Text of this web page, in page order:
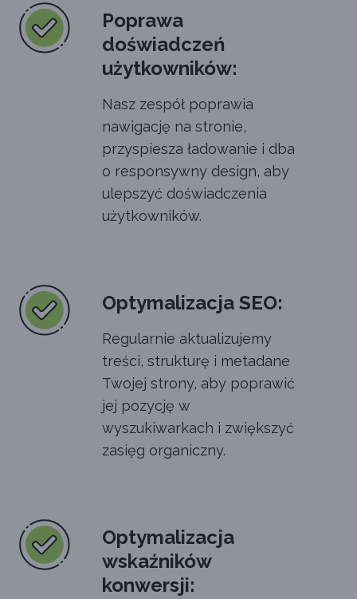
Poprawa
doświadczeń
użytkowników:
Nasz zespół poprawia
nawigację na stronie,
przyspiesza ładowanie i dba
o responsywny design, aby
ulepszyć doświadczenia
użytkowników.
Optymalizacja SEO:
Regularnie aktualizujemy
treści, strukturę i metadane
Twojej strony, aby poprawić
jej pozycję w
wyszukiwarkach i zwiększyć
zasięg organiczny.
Optymalizacja
wskaźników
konwersji: